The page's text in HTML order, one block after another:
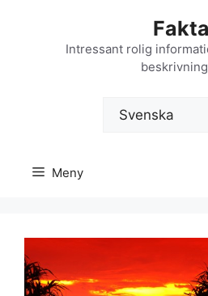
Fakta
Intressant rolig
Välj
Meny